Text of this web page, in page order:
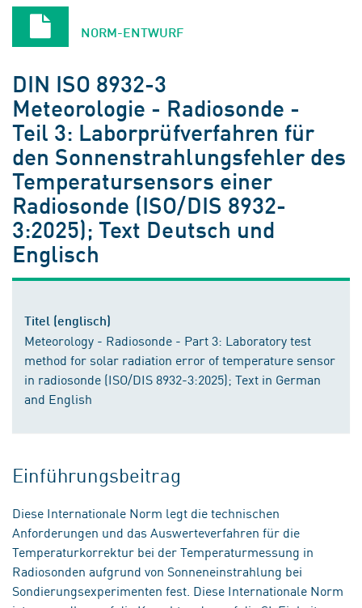
NORM-ENTWURF
DIN ISO 8932-3
Meteorologie - Radiosonde -
Teil 3: Laborprüfverfahren für
den Sonnenstrahlungsfehler des
Temperatursensors einer
Radiosonde (ISO/DIS 8932-
3:2025); Text Deutsch und
Englisch
Titel (englisch)
Meteorology - Radiosonde - Part 3: Laboratory test
method for solar radiation error of temperature sensor
in radiosonde (ISO/DIS 8932-3:2025); Text in German
and English
Einführungsbeitrag
Diese Internationale Norm legt die technischen
Anforderungen und das Auswerteverfahren für die
Temperaturkorrektur bei der Temperaturmessung in
Radiosonden aufgrund von Sonneneinstrahlung bei
Sondierungsexperimenten fest. Diese Internationale Norm